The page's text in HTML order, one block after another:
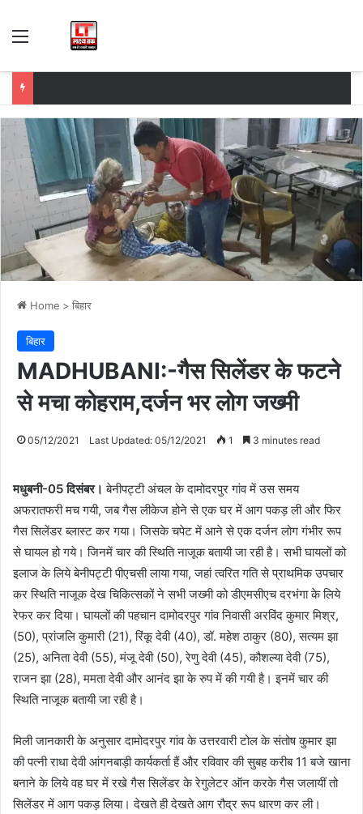
Menu
Home > बिहार
बिहार
MADHUBANI:-गैस सिलेंडर के फटने
से मचा कोहराम,दर्जन भर लोग जख्मी
05/12/2021 Last Updated: 05/12/2021 1 3 minutes read
मधुबनी-05 दिसंबर।बेनीपट्टी अंचल के दामोदरपुर गांव में उस समय
अफरातफरी मच गयी, जब गैस लीकेज होने से एक घर में आग पकड़ ली और फिर
गैस सिलेंडर ब्लास्ट कर गया। जिसके चपेट में आने से एक दर्जन लोग गंभीर रूप
से घायल हो गये। जिनमें चार की स्थिति नाजूक बतायी जा रही है। सभी घायलों को
इलाज के लिये बेनीपट्टी पीएचसी लाया गया, जहां त्वरित गति से प्राथमिक उपचार
कर स्थिति नाजूक देख चिकित्सकों ने सभी जख्मी को डीएमसीएच दरभंगा के लिये
रेफर कर दिया। घायलों की पहचान दामोदरपुर गांव निवासी अरविंद कुमार मिश्र,
(50), प्रांजलि कुमारी (21), रिंकू देवी (40), डॉ. महेश ठाकुर (80), सत्यम झा
(25), अनिता देवी (55), मंजू देवी (50), रेणु देवी (45), कौशल्या देवी (75),
राजन झा (28), ममता देवी और आनंद झा के रुप में की गयी है। इनमें चार की
स्थिति नाजूक बतायी जा रही है।
मिली जानकारी के अनुसार दामोदरपुर गांव के उत्तरवारी टोल के संतोष कुमार झा
की पत्नी राधा देवी आंगनबाड़ी कार्यकर्ता हैं और रविवार की सुबह करीब 11 बजे खाना
बनाने के लिये वह घर में रखे गैस सिलेंडर के रेगुलेटर ऑन करके गैस जलायीं तो
सिलेंडर में आग पकड़ लिया। देखते ही देखते आग रौद्र रूप धारण कर ली।